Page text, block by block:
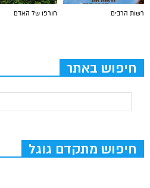
חורפו של האדם רשות הרבים
חיפוש באתר
חיפוש מתקדם גוגל